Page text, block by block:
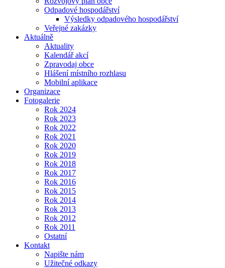
Odpadové hospodářství
Výsledky odpadového hospodářství
Veřejné zakázky
Aktuálně
Aktuality
Kalendář akcí
Zpravodaj obce
Hlášení místního rozhlasu
Mobilní aplikace
Organizace
Fotogalerie
Rok 2024
Rok 2023
Rok 2022
Rok 2021
Rok 2020
Rok 2019
Rok 2018
Rok 2017
Rok 2016
Rok 2015
Rok 2014
Rok 2013
Rok 2012
Rok 2011
Ostatní
Kontakt
Napište nám
Užitečné odkazy